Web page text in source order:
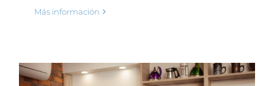
Más información